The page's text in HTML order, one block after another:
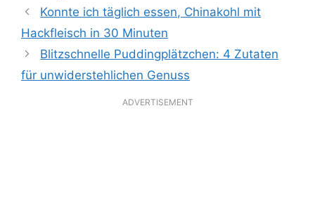
Konnte ich täglich essen, Chinakohl mit
Hackfleisch in 30 Minuten
Blitzschnelle Puddingplätzchen: 4 Zutaten
für unwiderstehlichen Genuss
ADVERTISEMENT